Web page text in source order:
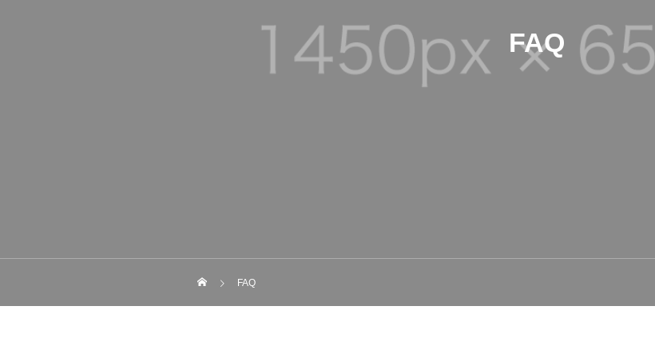
FAQ
FAQ